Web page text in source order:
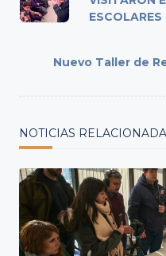
subtitle
Nuevo Taller de
NOTICIAS